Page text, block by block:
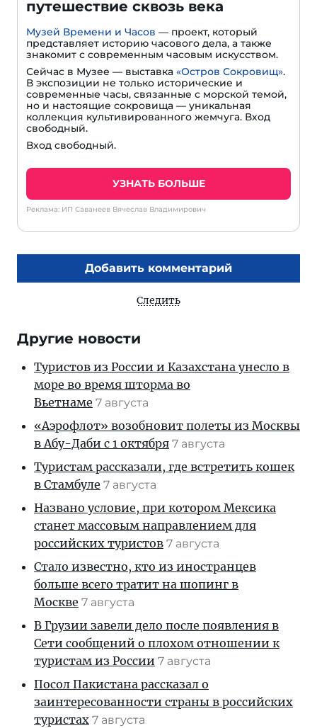
путешествие сквозь века
Музей Времени и Часов — проект, который
представляет историю часового дела, а также
знакомит с современным часовым искусством.
Сейчас в Музее — выставка «Остров Сокровищ».
В экспозиции не только исторические и
современные часы, связанные с морской темой,
но и настоящие сокровища — уникальная
коллекция культивированного жемчуга. Вход
свободный.
Вход свободный.
УЗНАТЬ БОЛЬШЕ
Реклама: ИП Саванеев Вячеслав Владимирович
Добавить комментарий
Следить
Другие новости
Туристов из России и Казахстана унесло в
море во время шторма во
Вьетнаме 7 августа
«Аэрофлот» возобновит полеты из Москвы
в Абу-Даби с 1 октября 7 августа
Туристам рассказали, где встретить кошек
в Стамбуле 7 августа
Названо условие, при котором Мексика
станет массовым направлением для
российских туристов 7 августа
Стало известно, кто из иностранцев
больше всего тратит на шопинг в
Москве 7 августа
В Грузии завели дело после появления в
Сети сообщений о плохом отношении к
туристам из России 7 августа
Посол Пакистана рассказал о
заинтересованности страны в российских
туристах 7 августа